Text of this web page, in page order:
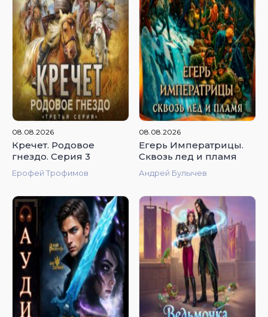
4.74
08.08.2026
Кречет. Родовое
гнездо. Серия 3
Ерофей Трофимов
4.88
08.08.2026
Егерь Императрицы.
Сквозь лед и пламя
Андрей Булычев